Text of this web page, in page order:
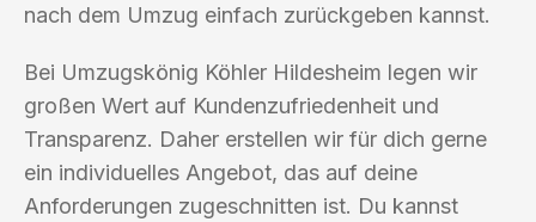
nach dem Umzug einfach zurückgeben kannst.
Bei Umzugskönig Köhler Hildesheim legen wir
großen Wert auf Kundenzufriedenheit und
Transparenz. Daher erstellen wir für dich gerne
ein individuelles Angebot, das auf deine
Anforderungen zugeschnitten ist. Du kannst